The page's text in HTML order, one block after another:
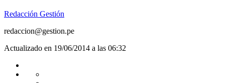
Redacción Gestión
redaccion@gestion.pe
Actualizado en 19/06/2014 a las 06:32